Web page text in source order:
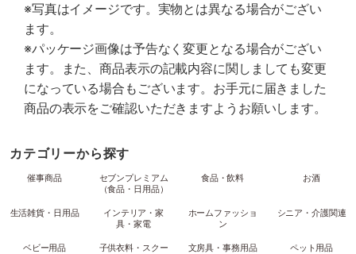
※写真はイメージです。実物とは異なる場合がござい
ます。
※パッケージ画像は予告なく変更となる場合がござい
ます。また、商品表示の記載内容に関しましても変更
になっている場合もございます。お手元に届きました
商品の表示をご確認いただきますようお願いします。
カテゴリーから探す
催事商品
セブンプレミアム
（食品・日用品）
食品・飲料 お酒
生活雑貨・日用品
インテリア・家
具・家電
ホームファッショ
ン
シニア・介護関連
ベビー用品
子供衣料・スクー
文房具・事務用品 ペット用品